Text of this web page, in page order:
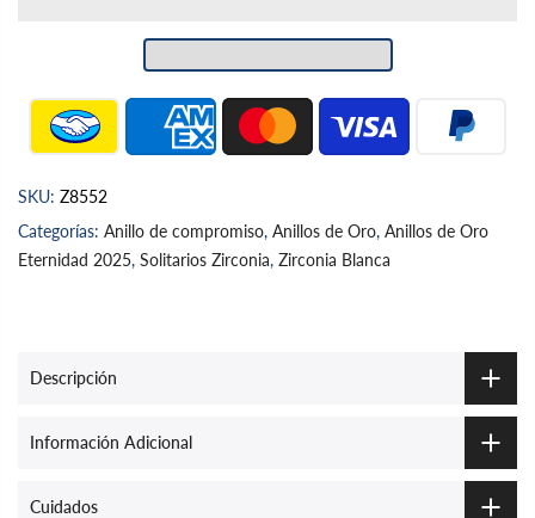
SKU: Z8552
Categorías: Anillo de compromiso, Anillos de Oro, Anillos de Oro
Eternidad 2025, Solitarios Zirconia, Zirconia Blanca
Descripción
Información Adicional
Cuidados